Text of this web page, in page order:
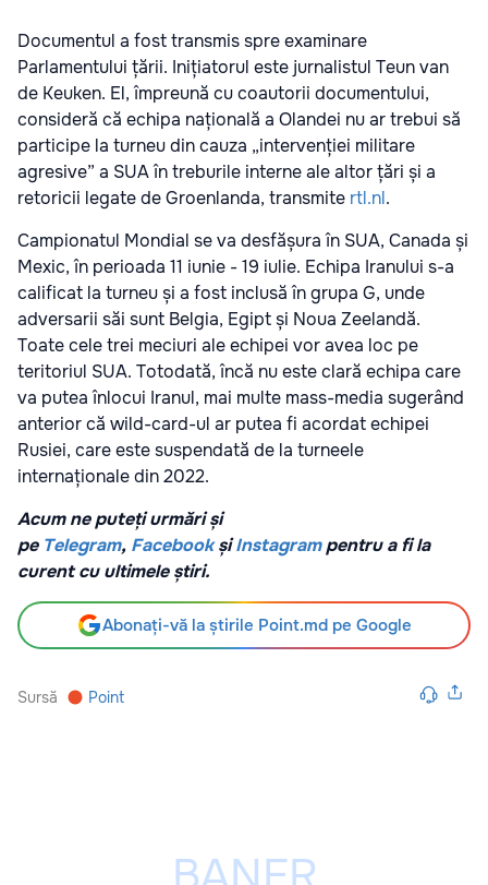
Documentul a fost transmis spre examinare
Parlamentului țării. Inițiatorul este jurnalistul Teun van
de Keuken. El, împreună cu coautorii documentului,
consideră că echipa națională a Olandei nu ar trebui să
participe la turneu din cauza „intervenției militare
agresive” a SUA în treburile interne ale altor țări și a
retoricii legate de Groenlanda, transmite rtl.nl.
Campionatul Mondial se va desfășura în SUA, Canada și
Mexic, în perioada 11 iunie - 19 iulie. Echipa Iranului s-a
calificat la turneu și a fost inclusă în grupa G, unde
adversarii săi sunt Belgia, Egipt și Noua Zeelandă.
Toate cele trei meciuri ale echipei vor avea loc pe
teritoriul SUA. Totodată, încă nu este clară echipa care
va putea înlocui Iranul, mai multe mass-media sugerând
anterior că wild-card-ul ar putea fi acordat echipei
Rusiei, care este suspendată de la turneele
internaționale din 2022.
Acum ne puteți urmări și
pe Telegram, Facebook șiInstagrampentru a fi la
curent cu ultimele știri.
Abonați-vă la știrile Point.md pe Google
Sursă Point